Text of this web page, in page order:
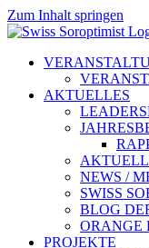
Zum Inhalt springen
AKTUELLES
NEWS /
SWISS
BLOG
ORANGE
PROJEKTE